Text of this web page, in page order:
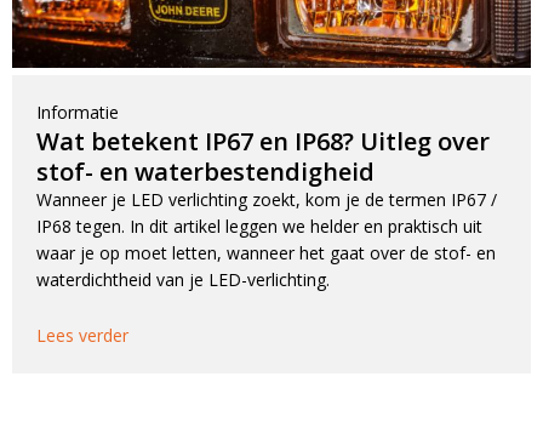
Informatie
Wat betekent IP67 en IP68? Uitleg over
stof- en waterbestendigheid
Wanneer je LED verlichting zoekt, kom je de termen IP67 /
IP68 tegen. In dit artikel leggen we helder en praktisch uit
waar je op moet letten, wanneer het gaat over de stof- en
waterdichtheid van je LED-verlichting.
Lees verder